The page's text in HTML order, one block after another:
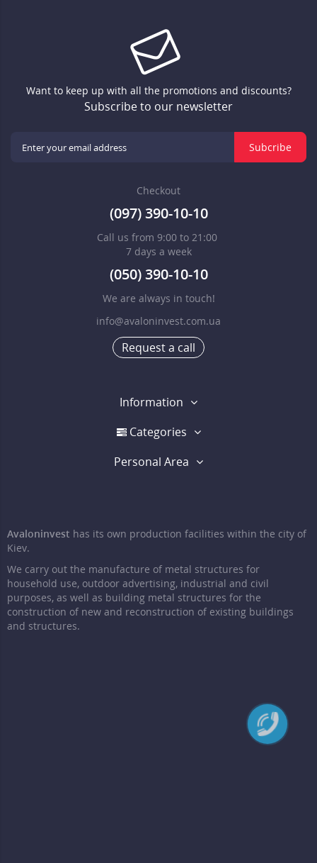
Want to keep up with all the promotions and discounts?
Subscribe to our newsletter
Subcribe
Checkout
(097) 390-10-10
Call us from 9:00 to 21:00
7 days a week
(050) 390-10-10
We are always in touch!
info@avaloninvest.com.ua
Request a call
Information
Categories
Personal Area
Avaloninvest has its own production facilities within the city of
Kiev.
We carry out the manufacture of metal structures for
household use, outdoor advertising, industrial and civil
purposes, as well as building metal structures for the
construction of new and reconstruction of existing buildings
and structures.